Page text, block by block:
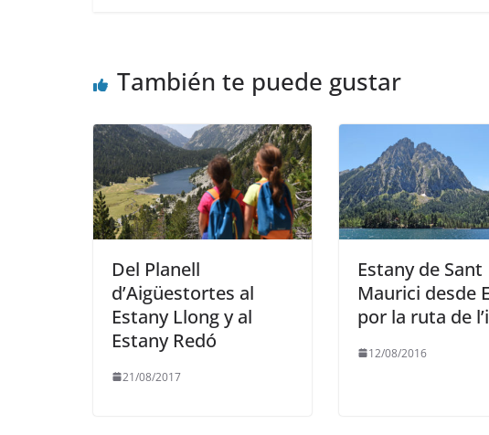
También te puede gustar
Del Planell
d’Aigüestortes al
Estany Llong y al
Estany Redó
21/08/2017
Estany de Sant
Maurici desde
por la ruta de
12/08/2016